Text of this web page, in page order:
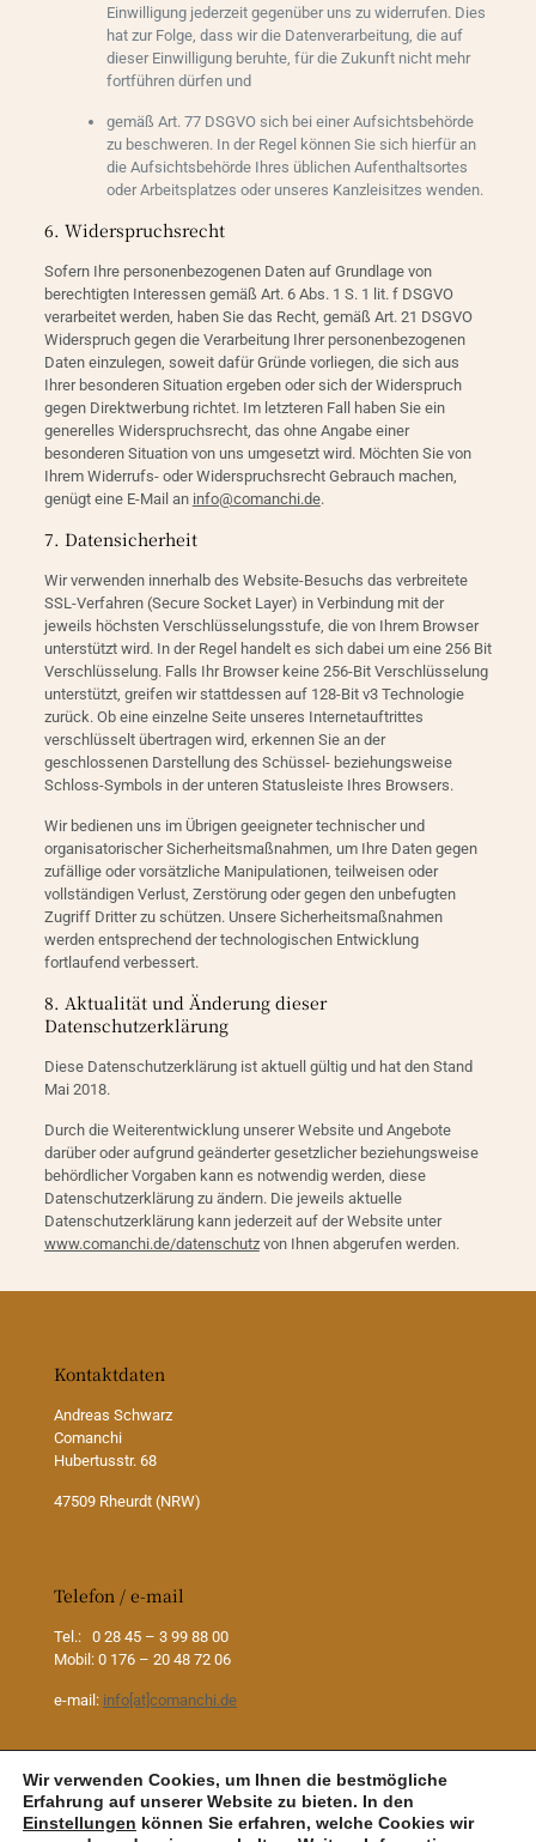
Einwilligung jederzeit gegenüber uns zu widerrufen. Dies
hat zur Folge, dass wir die Datenverarbeitung, die auf
dieser Einwilligung beruhte, für die Zukunft nicht mehr
fortführen dürfen und
gemäß Art. 77 DSGVO sich bei einer Aufsichtsbehörde
zu beschweren. In der Regel können Sie sich hierfür an
die Aufsichtsbehörde Ihres üblichen Aufenthaltsortes
oder Arbeitsplatzes oder unseres Kanzleisitzes wenden.
6. Widerspruchsrecht
Sofern Ihre personenbezogenen Daten auf Grundlage von
berechtigten Interessen gemäß Art. 6 Abs. 1 S. 1 lit. f DSGVO
verarbeitet werden, haben Sie das Recht, gemäß Art. 21 DSGVO
Widerspruch gegen die Verarbeitung Ihrer personenbezogenen
Daten einzulegen, soweit dafür Gründe vorliegen, die sich aus
Ihrer besonderen Situation ergeben oder sich der Widerspruch
gegen Direktwerbung richtet. Im letzteren Fall haben Sie ein
generelles Widerspruchsrecht, das ohne Angabe einer
besonderen Situation von uns umgesetzt wird. Möchten Sie von
Ihrem Widerrufs- oder Widerspruchsrecht Gebrauch machen,
genügt eine E-Mail an info@comanchi.de.
7. Datensicherheit
Wir verwenden innerhalb des Website-Besuchs das verbreitete
SSL-Verfahren (Secure Socket Layer) in Verbindung mit der
jeweils höchsten Verschlüsselungsstufe, die von Ihrem Browser
unterstützt wird. In der Regel handelt es sich dabei um eine 256 Bit
Verschlüsselung. Falls Ihr Browser keine 256-Bit Verschlüsselung
unterstützt, greifen wir stattdessen auf 128-Bit v3 Technologie
zurück. Ob eine einzelne Seite unseres Internetauftrittes
verschlüsselt übertragen wird, erkennen Sie an der
geschlossenen Darstellung des Schüssel- beziehungsweise
Schloss-Symbols in der unteren Statusleiste Ihres Browsers.
Wir bedienen uns im Übrigen geeigneter technischer und
organisatorischer Sicherheitsmaßnahmen, um Ihre Daten gegen
zufällige oder vorsätzliche Manipulationen, teilweisen oder
vollständigen Verlust, Zerstörung oder gegen den unbefugten
Zugriff Dritter zu schützen. Unsere Sicherheitsmaßnahmen
werden entsprechend der technologischen Entwicklung
fortlaufend verbessert.
8. Aktualität und Änderung dieser
Datenschutzerklärung
Diese Datenschutzerklärung ist aktuell gültig und hat den Stand
Mai 2018.
Durch die Weiterentwicklung unserer Website und Angebote
darüber oder aufgrund geänderter gesetzlicher beziehungsweise
behördlicher Vorgaben kann es notwendig werden, diese
Datenschutzerklärung zu ändern. Die jeweils aktuelle
Datenschutzerklärung kann jederzeit auf der Website unter
www.comanchi.de/datenschutzvon Ihnen abgerufen werden.
Kontaktdaten
Andreas Schwarz
Comanchi
Hubertusstr. 68
47509 Rheurdt (NRW)
Telefon / e-mail
Tel.: 0 28 45 – 3 99 88 00
Mobil: 0 176 – 20 48 72 06
e-mail: info[at]comanchi.de
COMANCHI © 2007 - 2026
Wir verwenden Cookies, um Ihnen die bestmögliche
Erfahrung auf unserer Website zu bieten. In den
Einstellungen können Sie erfahren, welche Cookies wir